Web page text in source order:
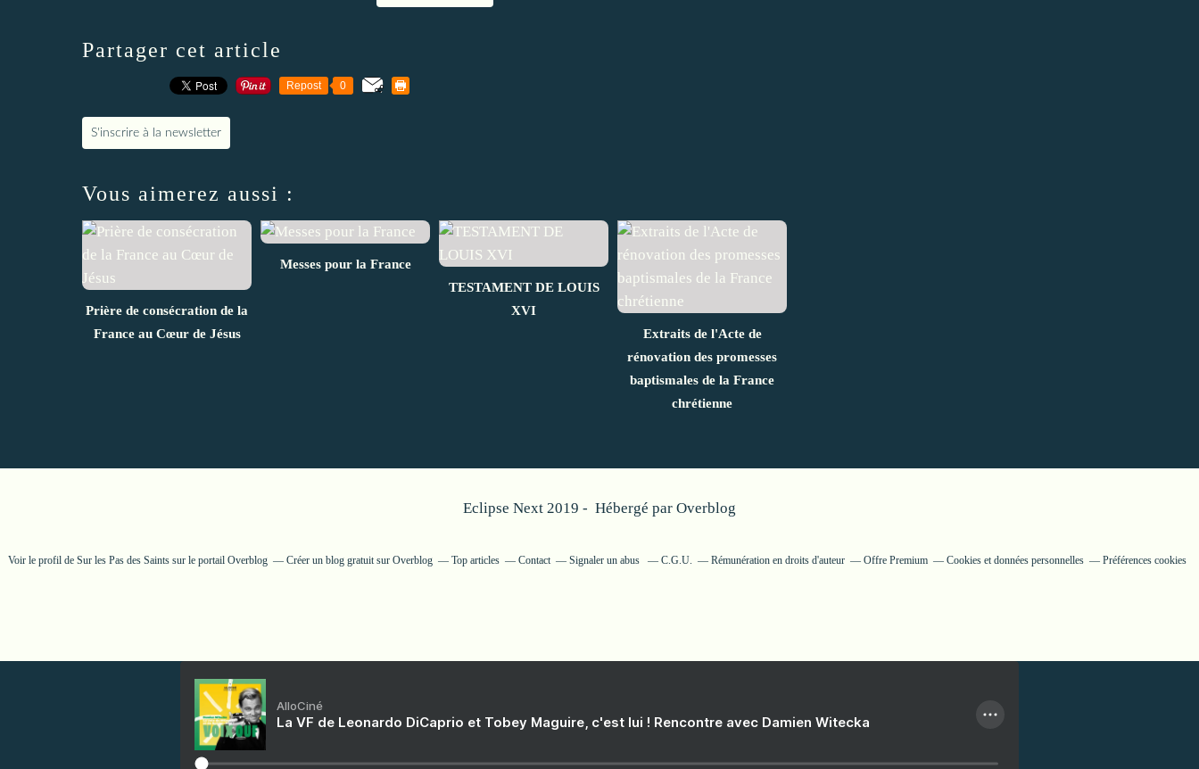
Partager cet article
Repost 0
S'inscrire à la newsletter
Vous aimerez aussi :
Prière de consécration de la
France au Cœur de Jésus
Messes pour la France
TESTAMENT DE LOUIS
XVI
Extraits de l'Acte de
rénovation des promesses
baptismales de la France
chrétienne
Eclipse Next 2019 - Hébergé par Overblog
Voir le profil de Sur les Pas des Saintssur le portail Overblog Créer un blog gratuit sur Overblog Top articles Contact Signaler un abus C.G.U. Rémunération en droits d'auteur Offre Premium Cookies et données personnelles Préférences cookies
AlloCiné
La VF de Leonardo DiCaprio et Tobey Maguire, c'est lui ! Rencontre avec Damien Witecka